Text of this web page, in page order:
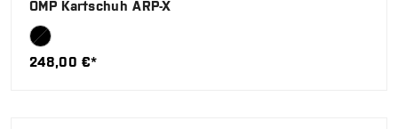
OMP Kartschuh ARP-X
248,00 €*